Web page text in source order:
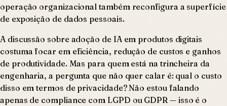
operação organizacional também reconfigura a superfície
de exposição de dados pessoais.
A discussão sobre adoção de IA em produtos digitais
costuma focar em eficiência, redução de custos e ganhos
de produtividade. Mas para quem está na trincheira da
engenharia, a pergunta que não quer calar é: qual o custo
disso em termos de privacidade? Não estou falando
apenas de compliance com LGPD ou GDPR — isso é o